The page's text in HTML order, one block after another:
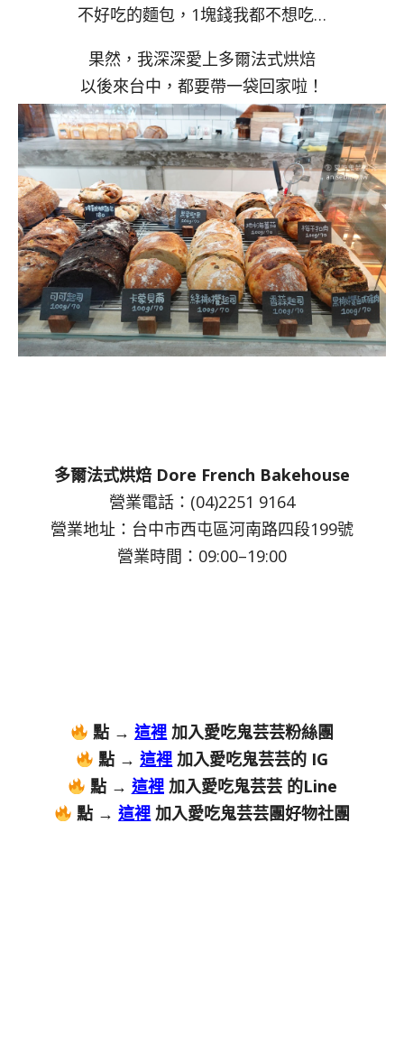
不好吃的麵包，1塊錢我都不想吃…
果然，我深深愛上多爾法式烘焙
以後來台中，都要帶一袋回家啦！
多爾法式烘焙 Dore French Bakehouse
營業電話：(04)2251 9164
營業地址：台中市西屯區河南路四段199號
營業時間：09:00–19:00
點 → 這裡 加入愛吃鬼芸芸粉絲團
點 →這裡 加入愛吃鬼芸芸的 IG
點 → 這裡加入愛吃鬼芸芸 的Line
點 → 這裡 加入愛吃鬼芸芸團好物社團